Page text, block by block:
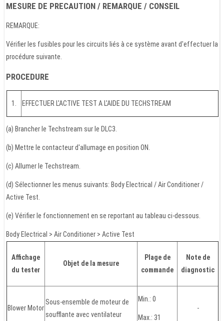
MESURE DE PRECAUTION / REMARQUE / CONSEIL
REMARQUE:
Vérifier les fusibles pour les circuits liés à ce système avant d'effectuer la
procédure suivante.
PROCEDURE
1. EFFECTUER L'ACTIVE TEST A L'AIDE DU TECHSTREAM
(a) Brancher le Techstream sur le DLC3.
(b) Mettre le contacteur d'allumage en position ON.
(c) Allumer le Techstream.
(d) Sélectionner les menus suivants: Body Electrical / Air Conditioner /
Active Test.
(e) Vérifier le fonctionnement en se reportant au tableau ci-dessous.
Body Electrical > Air Conditioner > Active Test
Affichage
du tester
Objet de la mesure
Plage de
commande
Note de
diagnostic
Blower Motor
Sous-ensemble de moteur de
soufflante avec ventilateur
Min.: 0
Max.: 31
-